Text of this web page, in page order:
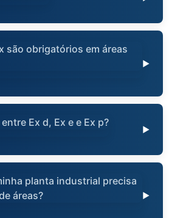
são obrigatórios em áreas
Ex d, Ex e e Ex p?
planta industrial precisa
áreas?